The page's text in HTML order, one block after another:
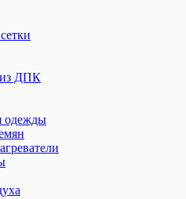
из ДПК
одежды